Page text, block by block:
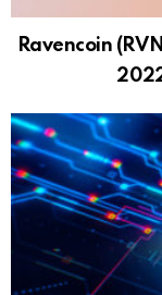
Ravencoin